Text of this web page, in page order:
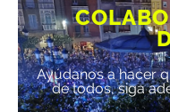
Ayúdanos a hacer
de todos, siga